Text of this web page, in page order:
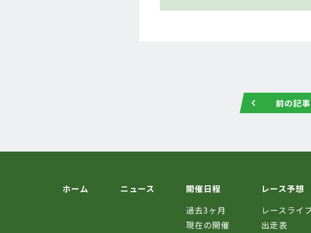
前の記事
ホーム ニュース
開催日程
過去3ヶ月
現在の開催
レース予想
レースライ
出走表